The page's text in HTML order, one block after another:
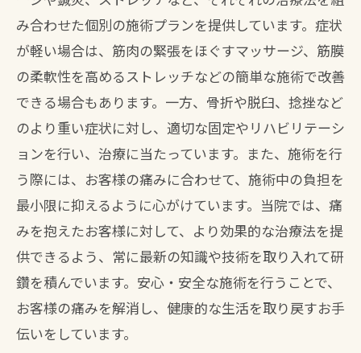
み合わせた個別の施術プランを提供しています。症状
が軽い場合は、筋肉の緊張をほぐすマッサージ、筋膜
の柔軟性を高めるストレッチなどの簡単な施術で改善
できる場合もあります。一方、骨折や脱臼、捻挫など
のより重い症状に対し、適切な固定やリハビリテーシ
ョンを行い、治療に当たっています。また、施術を行
う際には、お客様の痛みに合わせて、施術中の負担を
最小限に抑えるように心がけています。当院では、痛
みを抱えたお客様に対して、より効果的な治療法を提
供できるよう、常に最新の知識や技術を取り入れて研
鑽を積んでいます。安心・安全な施術を行うことで、
お客様の痛みを解消し、健康的な生活を取り戻すお手
伝いをしています。